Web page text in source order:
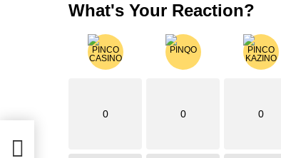
What's Your Reaction?
0 0 0